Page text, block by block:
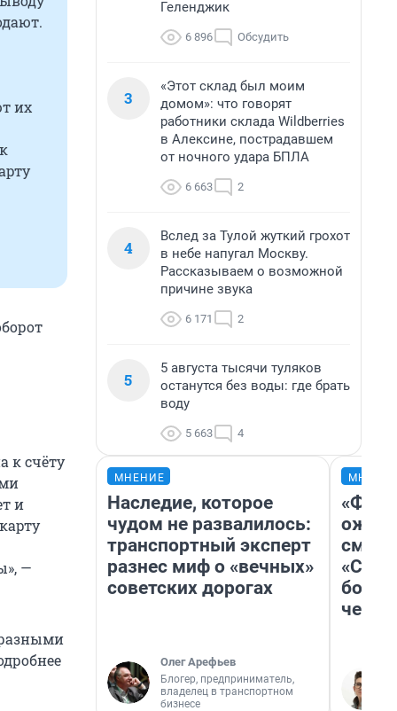
их
к счёту
и
—
Геленджик
6 896 Обсудить
3
«Этот склад был моим
домом»: что говорят
работники склада Wildberries
в Алексине, пострадавшем
от ночного удара БПЛА
6 663 2
4
Вслед за Тулой жуткий грохот
в небе напугал Москву.
Рассказываем о возможной
причине звука
6 171 2
5
5 августа тысячи туляков
останутся без воды: где брать
воду
5 663 4
МНЕНИЕ
Наследие, которое
чудом не развалилось:
транспортный эксперт
разнес миф о «вечных»
советских дорогах
Олег Арефьев
Блогер, предприниматель,
владелец в транспортном
бизнесе